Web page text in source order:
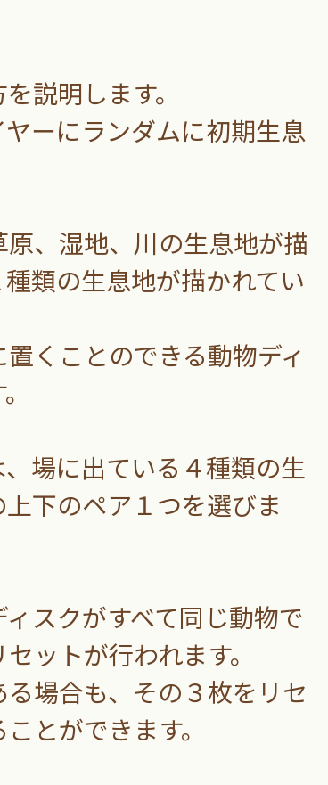
説明します。
ーにランダムに初期生息
、湿地、川の生息地が描
類の生息地が描かれてい
くことのできる動物ディ
場に出ている４種類の生
下のペア１つを選びま
スクがすべて同じ動物で
ットが行われます。
場合も、その３枚をリセ
とができます。